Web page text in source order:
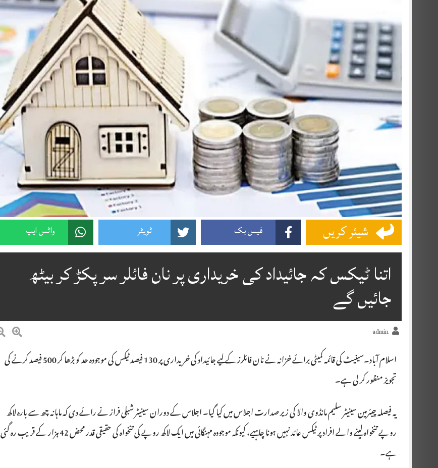
شیئر کریں فیس بک ٹویٹر واٹس ایپ
اتنا ٹیکس کہ جائیداد کی خریداری پر نان فائلر سر پکڑ کر بیٹھ
جائیں گے
admin
اسلام آباد۔سینیٹ کی قائمہ کمیٹی برائے خزانہ نے نان فائلرز کے لیے جائیداد کی خریداری پر 130 فیصد ٹیکس کی موجودہ حد کو بڑھا کر 500 فیصد کرنے کی
تجویز منظور کر لی ہے۔
یہ فیصلہ چیئرمین سینیٹر سلیم مانڈوی والا کی زیر صدارت اجلاس میں کیا گیا۔ اجلاس کے دوران سینیٹر شبلی فراز نے رائے دی کہ ماہانہ چھ سے بارہ لاکھ
روپے تنخواہ لینے والے افراد پر ٹیکس عائد نہیں ہونا چاہیے، کیونکہ موجودہ مہنگائی میں ایک لاکھ روپے کی تنخواہ کی حقیقی قدر محض 42 ہزار کے قریب رہ گئی
ہے۔